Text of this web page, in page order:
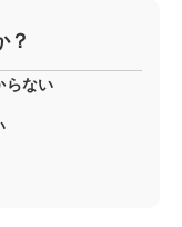
？
らない